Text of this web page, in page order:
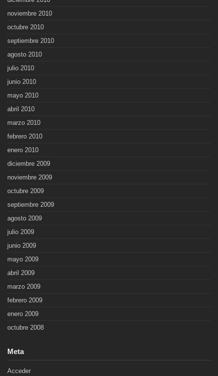
noviembre 2010
octubre 2010
septiembre 2010
agosto 2010
julio 2010
junio 2010
mayo 2010
abril 2010
marzo 2010
febrero 2010
enero 2010
diciembre 2009
noviembre 2009
octubre 2009
septiembre 2009
agosto 2009
julio 2009
junio 2009
mayo 2009
abril 2009
marzo 2009
febrero 2009
enero 2009
octubre 2008
Meta
Acceder